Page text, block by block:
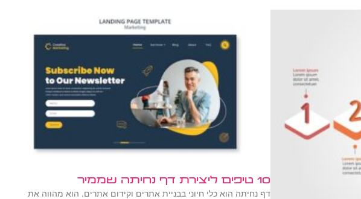
10 טיפים ליצירת דף נחיתה שממיר
דף נחיתה הוא כלי חיוני בבניית אתרים וקידום אתרים. הוא מהווה את